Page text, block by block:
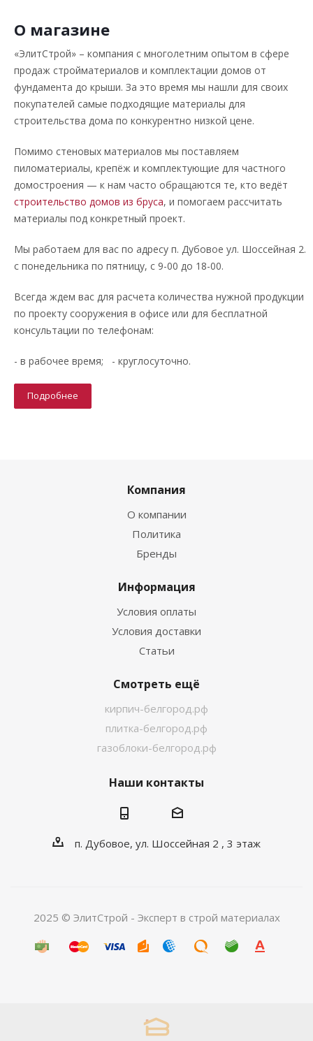
О магазине
«ЭлитСтрой» – компания с многолетним опытом в сфере
продаж стройматериалов и комплектации домов от
фундамента до крыши. За это время мы нашли для своих
покупателей самые подходящие материалы для
строительства дома по конкурентно низкой цене.
Помимо стеновых материалов мы поставляем
пиломатериалы, крепёж и комплектующие для частного
домостроения — к нам часто обращаются те, кто ведёт
строительство домов из бруса, и помогаем рассчитать
материалы под конкретный проект.
Мы работаем для вас по адресу п. Дубовое ул. Шоссейная 2.
с понедельника по пятницу, с 9-00 до 18-00.
Всегда ждем вас для расчета количества нужной продукции
по проекту сооружения в офисе или для бесплатной
консультации по телефонам:
- в рабочее время; - круглосуточно.
Подробнее
Компания
О компании
Политика
Бренды
Информация
Условия оплаты
Условия доставки
Статьи
Смотреть ещё
кирпич-белгород.рф
плитка-белгород.рф
газоблоки-белгород.рф
Наши контакты
п. Дубовое, ул. Шоссейная 2 , 3 этаж
2025 © ЭлитСтрой - Эксперт в строй материалах